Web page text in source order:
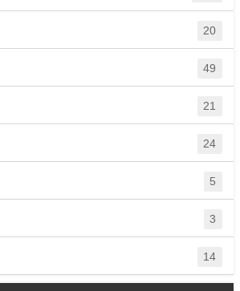
20
49
21
24
5
3
14